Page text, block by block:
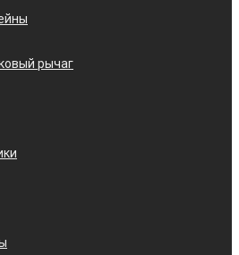
рычаг